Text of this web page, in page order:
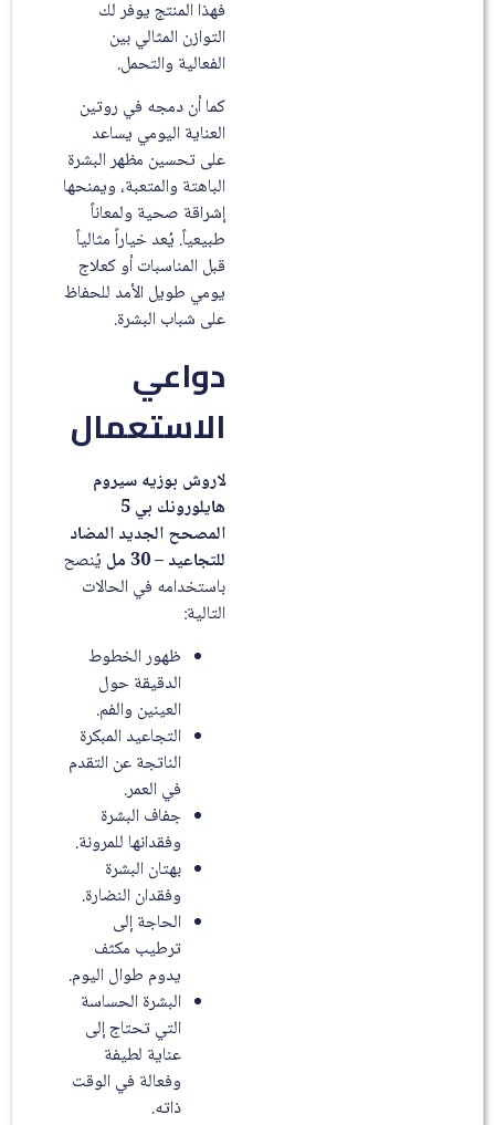
فهذا المنتج يوفر لك
التوازن المثالي بين
الفعالية والتحمل.
كما أن دمجه في روتين
العناية اليومي يساعد
على تحسين مظهر البشرة
الباهتة والمتعبة، ويمنحها
إشراقة صحية ولمعاناً
طبيعياً. يُعد خياراً مثالياً
قبل المناسبات أو كعلاج
يومي طويل الأمد للحفاظ
على شباب البشرة.
دواعي
الاستعمال
لاروش بوزيه سيروم
هايلورونك بي 5
المصحح الجديد المضاد
للتجاعيد – 30 مل
يُنصح
باستخدامه في الحالات
ظهور الخطوط
الدقيقة حول
العينين والفم.
التجاعيد المبكرة
الناتجة عن التقدم
في العمر.
جفاف البشرة
وفقدانها للمرونة.
بهتان البشرة
وفقدان النضارة.
الحاجة إلى
ترطيب مكثف
يدوم طوال اليوم.
البشرة الحساسة
التي تحتاج إلى
عناية لطيفة
وفعالة في الوقت